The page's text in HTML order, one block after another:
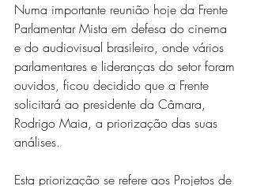
Numa importante reunião hoje da Frente
Parlamentar Mista em defesa do cinema
e do audiovisual brasileiro, onde vários
parlamentares e lideranças do setor foram
ouvidos, ficou decidido que a Frente
solicitará ao presidente da Câmara,
Rodrigo Maia, a priorização das suas
análises.
Esta priorização se refere aos Projetos de